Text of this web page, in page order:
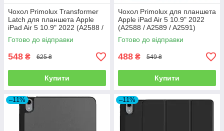
Чохол Primolux Transformer
Latch для планшета Apple
iPad Air 5 10.9" 2022 (A2588 /
A2589 / A2591) - Pink
Готово до відправки
548 ₴ 625 ₴
Купити
Чохол Primolux для планшета
Apple iPad Air 5 10.9" 2022
(A2588 / A2589 / A2591)
Stylus TPU - Blue
Готово до відправки
488 ₴ 549 ₴
Купити
–11% –11%